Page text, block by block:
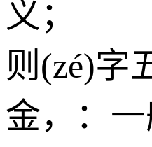
义；
则(zé)字
金，：